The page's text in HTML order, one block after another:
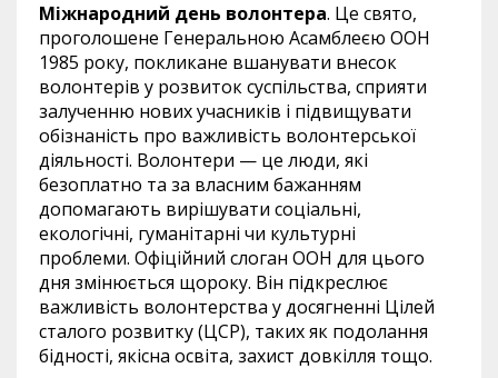
Міжнародний день волонтера. Це свято,
проголошене Генеральною Асамблеєю ООН
1985 року, покликане вшанувати внесок
волонтерів у розвиток суспільства, сприяти
залученню нових учасників і підвищувати
обізнаність про важливість волонтерської
діяльності. Волонтери — це люди, які
безоплатно та за власним бажанням
допомагають вирішувати соціальні,
екологічні, гуманітарні чи культурні
проблеми. Офіційний слоган ООН для цього
дня змінюється щороку. Він підкреслює
важливість волонтерства у досягненні Цілей
сталого розвитку (ЦСР), таких як подолання
бідності, якісна освіта, захист довкілля тощо.